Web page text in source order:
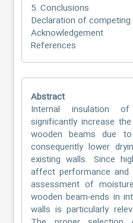
5. Conclusions
Declaration of
Acknowledgement
References
Abstract
Internal insulation
significantly increase
wooden beams due
consequently lower
existing walls. Since
affect performance
assessment of
wooden beam-ends in
walls is particularly